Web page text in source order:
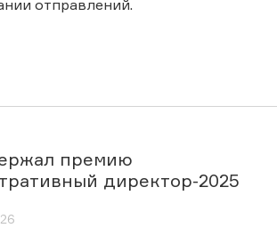
отправлений.
премию
директор-2025